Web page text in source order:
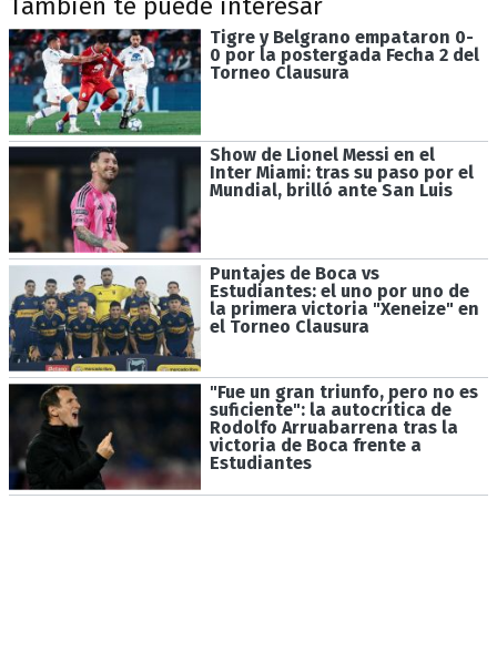
También te puede interesar
Tigre y Belgrano empataron 0-
0 por la postergada Fecha 2 del
Torneo Clausura
Show de Lionel Messi en el
Inter Miami: tras su paso por el
Mundial, brilló ante San Luis
Puntajes de Boca vs
Estudiantes: el uno por uno de
la primera victoria "Xeneize" en
el Torneo Clausura
"Fue un gran triunfo, pero no es
suficiente": la autocrítica de
Rodolfo Arruabarrena tras la
victoria de Boca frente a
Estudiantes